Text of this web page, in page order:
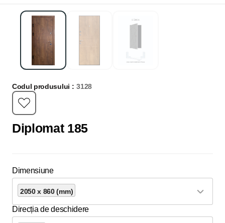
Codul produsului : 3128
Diplomat 185
Dimensiune
2050 x 860 (mm)
Direcția de deschidere